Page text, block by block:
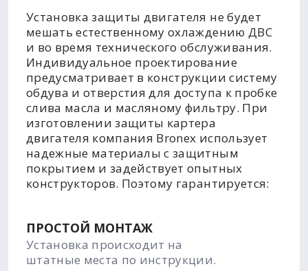
Установка защиты двигателя не будет
мешать естественному охлаждению ДВС
и во время технического обслуживания.
Индивидуальное проектирование
предусматривает в конструкции систему
обдува и отверстия для доступа к пробке
слива масла и масляному фильтру. При
изготовлении защиты картера
двигателя компания Bronex использует
надежные материалы с защитным
покрытием и задействует опытных
конструкторов. Поэтому гарантируется:
ПРОСТОЙ МОНТАЖ
Установка происходит на
штатные места по инструкции.